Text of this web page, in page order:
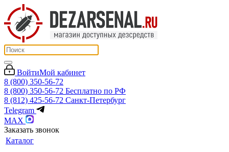
ВойтиМой кабинет
8 (800) 350-56-72
8 (800) 350-56-72 Бесплатно по РФ
8 (812) 425-56-72 Санкт-Петербург
Telegram
MAX
Заказать звонок
Каталог